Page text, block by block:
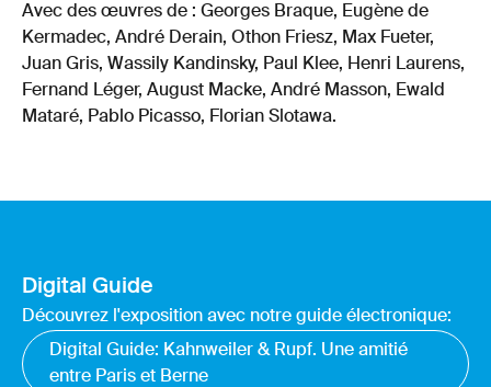
Avec des œuvres de : Georges Braque, Eugène de
Kermadec, André Derain, Othon Friesz, Max Fueter,
Juan Gris, Wassily Kandinsky, Paul Klee, Henri Laurens,
Fernand Léger, August Macke, André Masson, Ewald
Mataré, Pablo Picasso, Florian Slotawa.
Digital Guide
Découvrez l'exposition avec notre guide électronique:
Digital Guide: Kahnweiler & Rupf. Une amitié
entre Paris et Berne